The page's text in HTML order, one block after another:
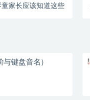
童家长应该知道这些
键盘音名）